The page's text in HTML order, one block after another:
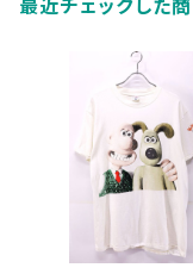
最近チェックした